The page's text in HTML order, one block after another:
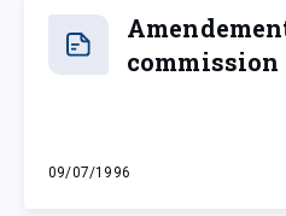
commission
09/07/1996
mardi 9 juillet 1996